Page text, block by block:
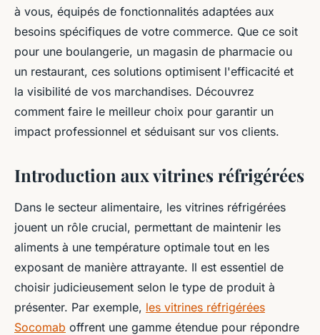
admin•20 mars 2025• 4 min de lecture
à vous, équipés de fonctionnalités adaptées aux
besoins spécifiques de votre commerce. Que ce soit
pour une boulangerie, un magasin de pharmacie ou
un restaurant, ces solutions optimisent l'efficacité et
la visibilité de vos marchandises. Découvrez
comment faire le meilleur choix pour garantir un
impact professionnel et séduisant sur vos clients.
Introduction aux vitrines réfrigérées
Dans le secteur alimentaire, les vitrines réfrigérées
jouent un rôle crucial, permettant de maintenir les
aliments à une température optimale tout en les
exposant de manière attrayante. Il est essentiel de
choisir judicieusement selon le type de produit à
présenter. Par exemple, les vitrines réfrigérées
Socomab offrent une gamme étendue pour répondre